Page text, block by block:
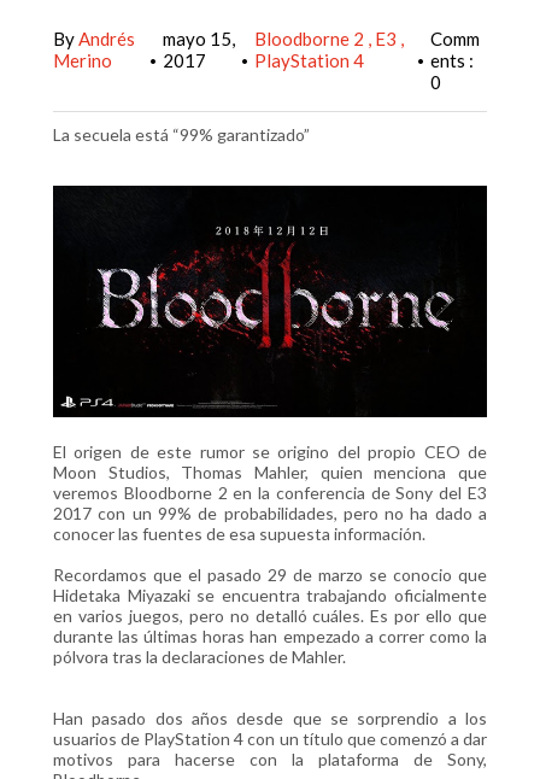
ByAndrés
Merino
•
mayo 15,
2017
•
Bloodborne 2
E3
PlayStation 4
•
Comm
ents :
0
La secuela está “99% garantizado”
El origen de este rumor se origino del propio CEO de
Moon Studios, Thomas Mahler, quien menciona que
veremos Bloodborne 2 en la conferencia de Sony del E3
2017 con un 99% de probabilidades, pero no ha dado a
conocer las fuentes de esa supuesta información.
Recordamos que el pasado 29 de marzo se conocio que
Hidetaka Miyazaki se encuentra trabajando oficialmente
en varios juegos, pero no detalló cuáles. Es por ello que
durante las últimas horas han empezado a correr como la
pólvora tras la declaraciones de Mahler.
Han pasado dos años desde que se sorprendio a los
usuarios de PlayStation 4 con un título que comenzó a dar
motivos para hacerse con la plataforma de Sony,